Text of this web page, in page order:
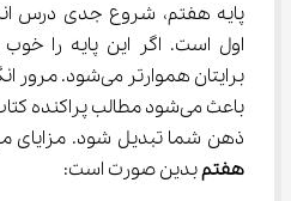
پایه هفتم، شروع جدی درس
اول است. اگر این پایه را خوب
برایتان هموارتر
باعث می‌شود مطالب
ذهن شما تبدیل شود. مزایای
هفتم بدین صورت است: